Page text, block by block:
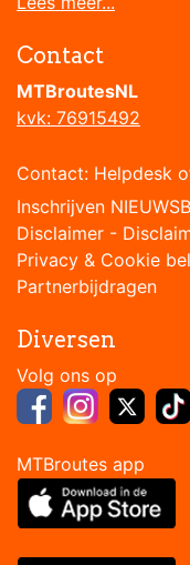
Contact
MTBroutesNL
kvk: 76915492
Contact: Helpdesk
Inschrijven
Disclaimer -
Privacy & Cookie
Partnerbijdragen
Diversen
Volg
MTBroutes